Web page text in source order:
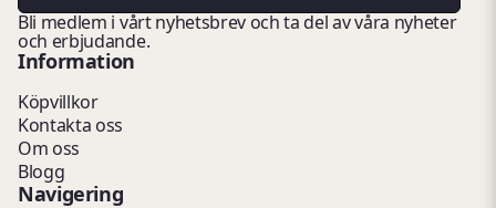
Bli medlem i vårt nyhetsbrev och ta del av våra nyheter
och erbjudande.
Information
Köpvillkor
Kontakta oss
Om oss
Blogg
Navigering